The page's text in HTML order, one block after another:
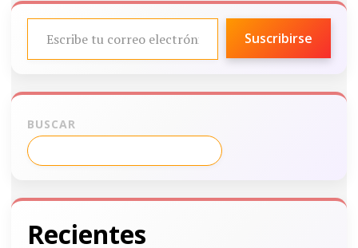
ESCRIBE TU CORREO ELECTRÓNICO…
Suscribirse
BUSCAR
Recientes